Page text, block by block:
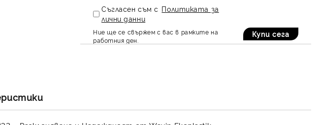
Съгласен съм с Политиката за
лични данни
Ние ще се свържем с вас в рамките на
работния ден.